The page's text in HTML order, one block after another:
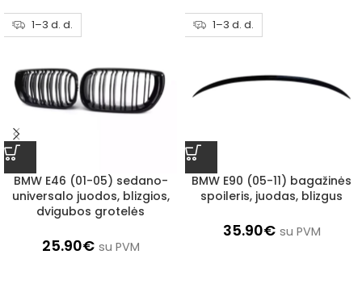
1–3 d. d.
BMW E46 (01-05) sedano-
universalo juodos, blizgios,
dvigubos grotelės
25.90€ su PVM
1–3 d. d.
BMW E90 (05-11) bagažinės
spoileris, juodas, blizgus
35.90€ su PVM